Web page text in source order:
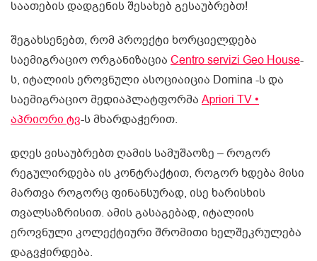
საათების დადგენის შესახებ გესაუბრებთ!
შეგახსენებთ, რომ პროექტი ხორციელდება
საემიგრაციო ორგანიზაცია Centro servizi Geo House-
ს, იტალიის ეროვნული ასოციაიცია Domina -ს და
საემიგრაციო მედიაპლატფორმა Apriori TV •
აპრიორი ტვ-ს მხარდაჭერით.
დღეს ვისაუბრებთ ღამის სამუშაოზე – როგორ
რეგულირდება ის კონტრაქტით, როგორ ხდება მისი
მართვა როგორც ფინანსურად, ისე ხარისხის
თვალსაზრისით. ამის გასაგებად, იტალიის
ეროვნული კოლექტიური შრომითი ხელშეკრულება
დაგვჭირდება.